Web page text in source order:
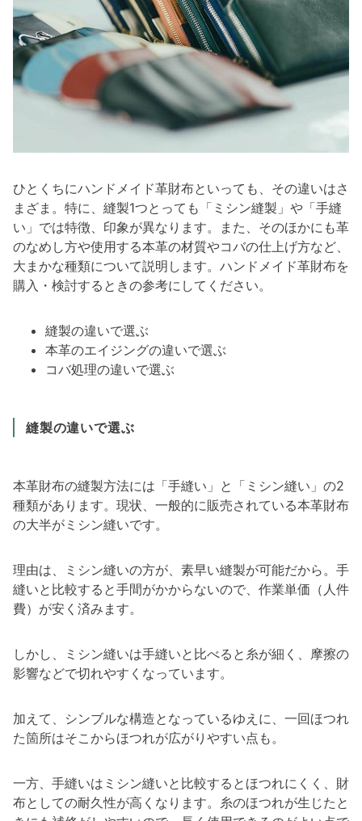
ひとくちにハンドメイド革財布といっても、その違いはさ
まざま。特に、縫製1つとっても「ミシン縫製」や「手縫
い」では特徴、印象が異なります。また、そのほかにも革
のなめし方や使用する本革の材質やコバの仕上げ方など、
大まかな種類について説明します。ハンドメイド革財布を
購入・検討するときの参考にしてください。
縫製の違いで選ぶ
本革のエイジングの違いで選ぶ
コバ処理の違いで選ぶ
縫製の違いで選ぶ
本革財布の縫製方法には「手縫い」と「ミシン縫い」の2
種類があります。現状、一般的に販売されている本革財布
の大半がミシン縫いです。
理由は、ミシン縫いの方が、素早い縫製が可能だから。手
縫いと比較すると手間がかからないので、作業単価（人件
費）が安く済みます。
しかし、ミシン縫いは手縫いと比べると糸が細く、摩擦の
影響などで切れやすくなっています。
加えて、シンブルな構造となっているゆえに、一回ほつれ
た箇所はそこからほつれが広がりやすい点も。
一方、手縫いはミシン縫いと比較するとほつれにくく、財
布としての耐久性が高くなります。糸のほつれが生じたと